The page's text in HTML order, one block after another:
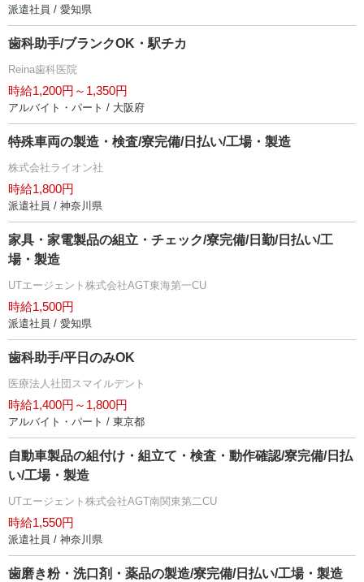
派遣社員 / 愛知県
歯科助手/ブランクOK・駅チカ
Reina歯科医院
時給1,200円～1,350円
アルバイト・パート / 大阪府
特殊車両の製造・検査/寮完備/日払い/工場・製造
株式会社ライオン社
時給1,800円
派遣社員 / 神奈川県
家具・家電製品の組立・チェック/寮完備/日勤/日払い/工
場・製造
UTエージェント株式会社AGT東海第一CU
時給1,500円
派遣社員 / 愛知県
歯科助手/平日のみOK
医療法人社団スマイルデント
時給1,400円～1,800円
アルバイト・パート / 東京都
自動車製品の組付け・組立て・検査・動作確認/寮完備/日払
い/工場・製造
UTエージェント株式会社AGT南関東第二CU
時給1,550円
派遣社員 / 神奈川県
歯磨き粉・洗口剤・薬品の製造/寮完備/日払い/工場・製造